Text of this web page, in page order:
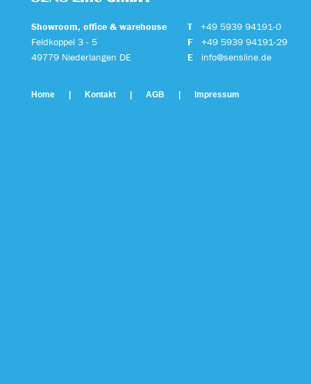
Showroom, office & warehouse
Feldkoppel 3 - 5
49779 Niederlangen DE
T +49 5939 94191-0
F +49 5939 94191-29
E info@sensline.de
Home Kontakt AGB Impressum